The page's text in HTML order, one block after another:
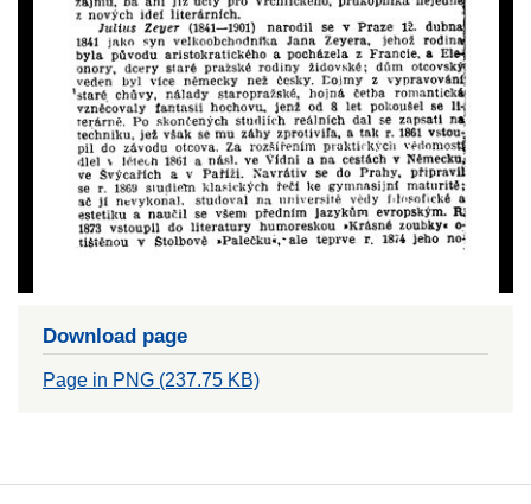
Download page
Page in PNG (237.75 KB)